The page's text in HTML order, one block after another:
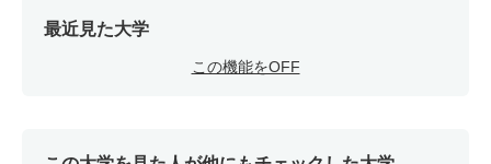
最近見た大学
この機能をOFF